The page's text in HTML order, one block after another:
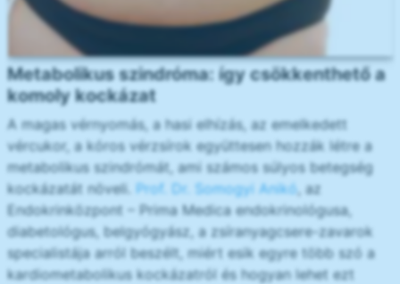
Metabolikus szindróma: így csökkenthető a
komoly kockázat
A magas vérnyomás, a hasi elhízás, az emelkedett
vércukor, a kóros vérzsírok együttesen hozzák létre a
metabolikus szindrómát, ami számos súlyos betegség
kockázatát növeli. Prof. Dr. Somogyi Anikó, az
Endokrinközpont – Prima Medica endokrinológusa,
diabetológus, belgyógyász, a zsíranyagcsere-zavarok
specialistája arról beszélt, miért esik egyre több szó a
kardiometabolikus kockázatról és hogyan lehet ezt